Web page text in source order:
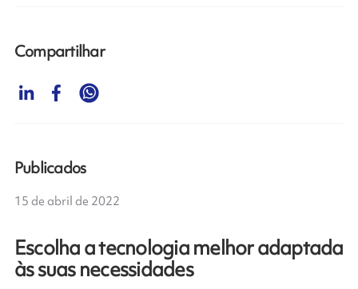
Escolha a tecnologia melhor adaptada
às suas necessidades
Compartilhar
Publicados
15 de abril de 2022